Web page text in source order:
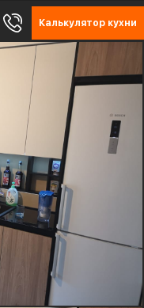
Калькулятор кухни